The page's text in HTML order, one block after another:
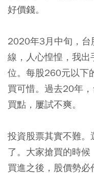
好價錢。
2020年3月中旬，
線，人心惶惶，我
位。每股260元以下
買可惜。過去20年
買點，屢試不爽。
投資股票其實不難
了。大家搶買的時
買進之後，股價勢必